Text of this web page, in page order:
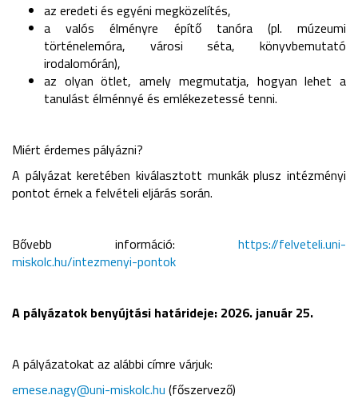
az eredeti és egyéni megközelítés,
a valós élményre építő tanóra (pl. múzeumi
történelemóra, városi séta, könyvbemutató
irodalomórán),
az olyan ötlet, amely megmutatja, hogyan lehet a
tanulást élménnyé és emlékezetessé tenni.
Miért érdemes pályázni?
A pályázat keretében kiválasztott munkák plusz intézményi
pontot érnek a felvételi eljárás során.
Bővebb információ: https://felveteli.uni-
miskolc.hu/intezmenyi-pontok
A pályázatok benyújtási határideje: 2026. január 25.
A pályázatokat az alábbi címre várjuk:
emese.nagy@uni-miskolc.hu (főszervező)